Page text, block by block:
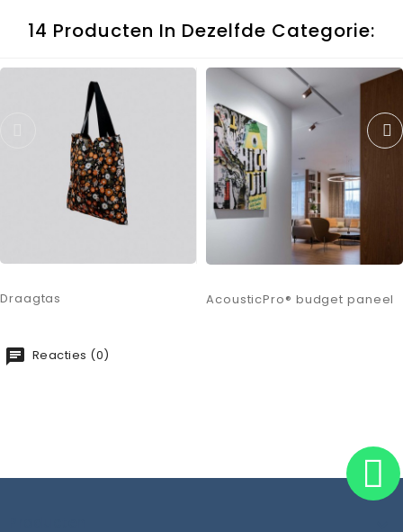
14 Producten In Dezelfde Categorie:
Draagtas AcousticPro® budget paneel
chat Reacties (0)